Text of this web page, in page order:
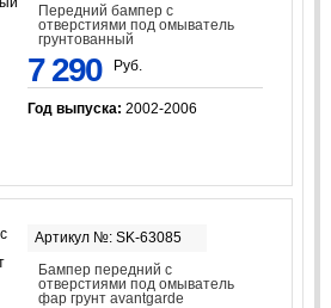
Передний бампер с
отверстиями под омыватель
грунтованный
7 290 Руб.
Год выпуска: 2002-2006
Артикул №: SK-63085
Бампер передний с
отверстиями под омыватель
фар грунт avantgarde